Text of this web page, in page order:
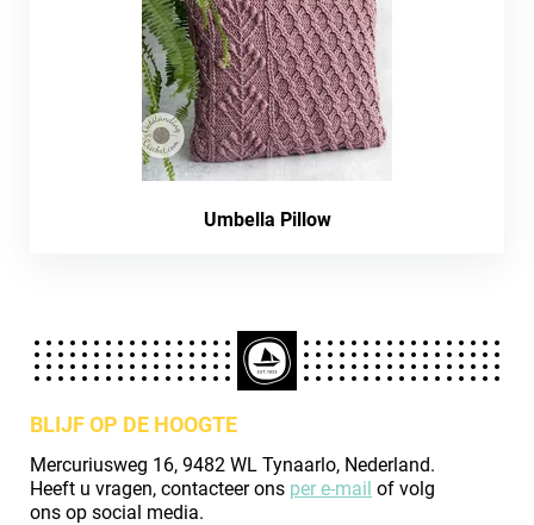
Umbella Pillow
BLIJF OP DE HOOGTE
Mercuriusweg 16, 9482 WL Tynaarlo, Nederland.
Heeft u vragen, contacteer ons per e-mail of volg
ons op social media.